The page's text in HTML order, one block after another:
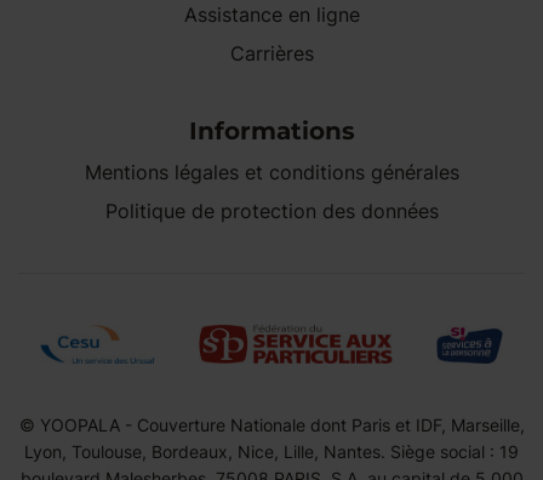
Assistance en ligne
Carrières
Informations
Mentions légales et conditions générales
Politique de protection des données
© YOOPALA - Couverture Nationale dont Paris et IDF, Marseille,
Lyon, Toulouse, Bordeaux, Nice, Lille, Nantes. Siège social : 19